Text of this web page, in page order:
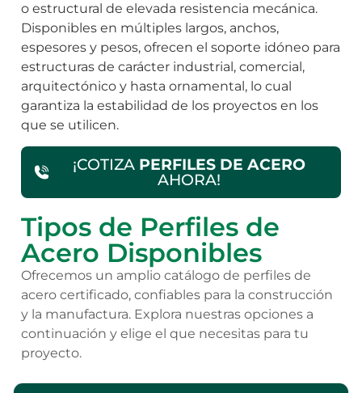
o estructural de elevada resistencia mecánica.
Disponibles en múltiples largos, anchos,
espesores y pesos, ofrecen el soporte idóneo para
estructuras de carácter industrial, comercial,
arquitectónico y hasta ornamental, lo cual
garantiza la estabilidad de los proyectos en los
que se utilicen.
¡COTIZA PERFILES DE ACERO
AHORA!
Tipos de Perfiles de
Acero Disponibles
Ofrecemos un amplio catálogo de perfiles de
acero certificado, confiables para la construcción
y la manufactura. Explora nuestras opciones a
continuación y elige el que necesitas para tu
proyecto.